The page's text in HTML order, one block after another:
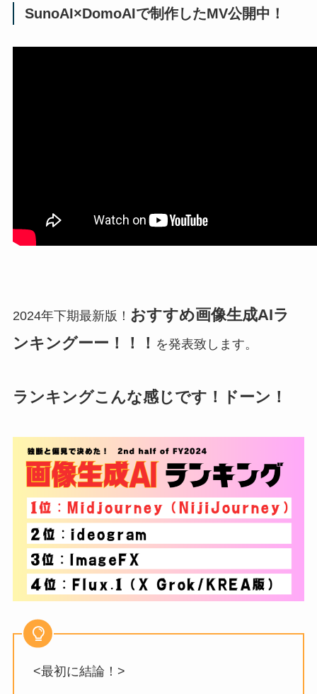
SunoAI×DomoAIで制作したMV公開中！
2024年下期最新版！ おすすめ画像生成AIラ
ンキングーー！！！ を発表致します。
ランキングこんな感じです！ドーン！
<最初に結論！>